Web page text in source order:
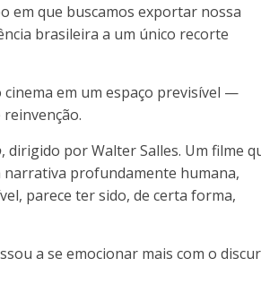
em que buscamos exportar nossa
brasileira a um único recorte
em um espaço previsível —
, dirigido por Walter Salles. Um filme
profundamente humana,
parece ter sido, de certa forma,
a se emocionar mais com o